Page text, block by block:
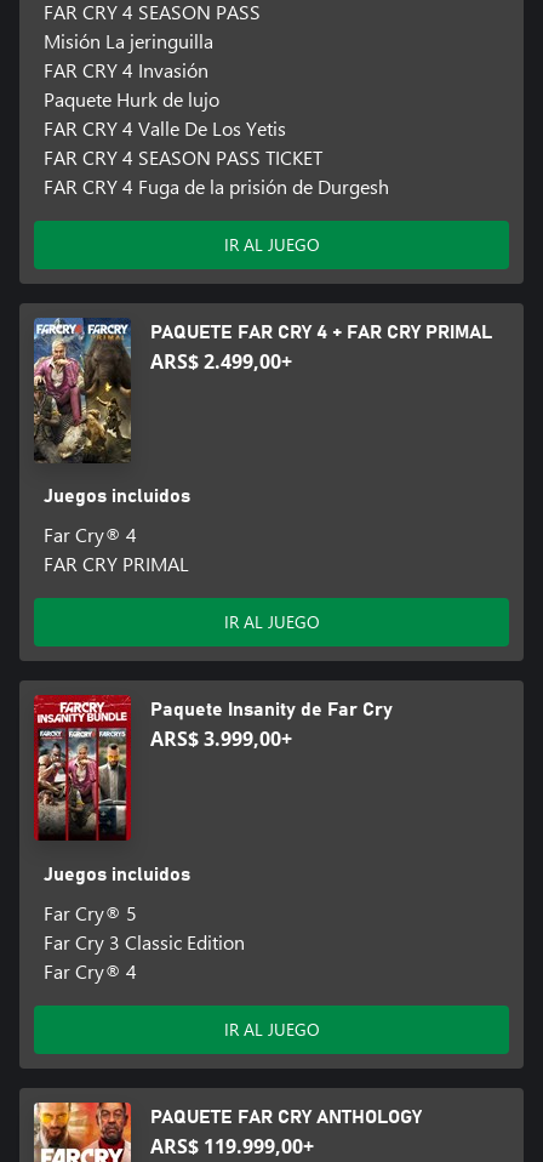
FAR CRY 4 SEASON PASS
Misión La jeringuilla
FAR CRY 4 Invasión
Paquete Hurk de lujo
FAR CRY 4 Valle De Los Yetis
FAR CRY 4 SEASON PASS TICKET
FAR CRY 4 Fuga de la prisión de Durgesh
IR AL JUEGO
PAQUETE FAR CRY 4 + FAR CRY PRIMAL
ARS$ 2.499,00+
Juegos incluidos
Far Cry® 4
FAR CRY PRIMAL
IR AL JUEGO
Paquete Insanity de Far Cry
ARS$ 3.999,00+
Juegos incluidos
Far Cry® 5
Far Cry 3 Classic Edition
Far Cry® 4
IR AL JUEGO
PAQUETE FAR CRY ANTHOLOGY
ARS$ 119.999,00+